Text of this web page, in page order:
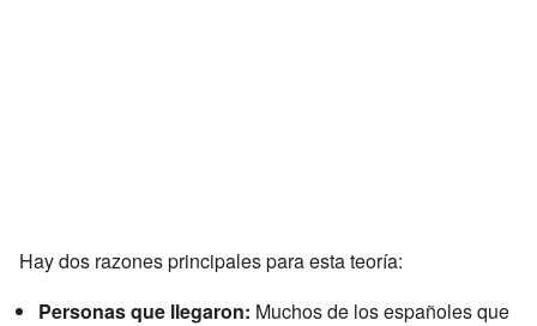
Hay dos razones principales para esta teoría:
Personas que llegaron: Muchos de los españoles que